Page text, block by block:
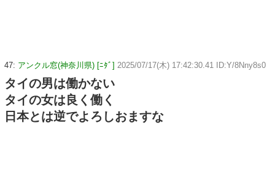
47: アンクル窓(神奈川県) [ﾆﾀﾞ] 2025/07/17(木) 17:42:30.41 ID:Y/8Nny8s0
タイの男は働かない
タイの女は良く働く
日本とは逆でよろしおますな